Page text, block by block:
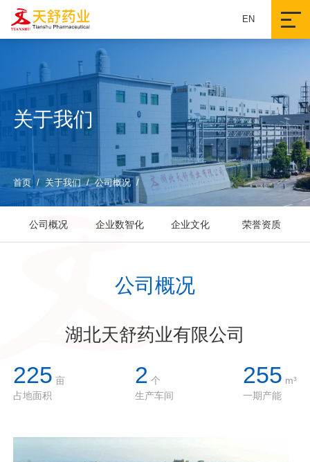
EN
关于我们
首页 / 关于我们 / 公司概况 /
公司概况 企业数智化 企业文化 荣誉资质
公司概况
湖北天舒药业有限公司
225 亩
占地面积
2 个
生产车间
255 m³
一期产能